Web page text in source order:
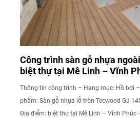
Công trình sàn gỗ nhựa
biệt thự tại Mê Linh – Vĩnh
Thông tin công trình – Hạng mục: Hồ bơi
phẩm: Sàn gỗ nhựa lỗ tròn Tecwood GJ-
Địa điểm: biệt thự tại Mê Linh – Vĩnh Phúc